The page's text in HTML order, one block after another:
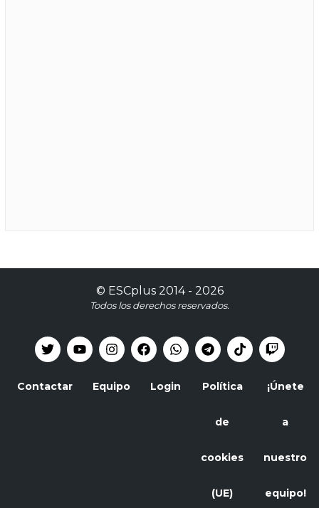
© ESCplus2014 - 2026
Todos los derechos reservados.
Contactar Equipo Login Política
de
cookies
(UE)
¡Únete
a
nuestro
equipo!